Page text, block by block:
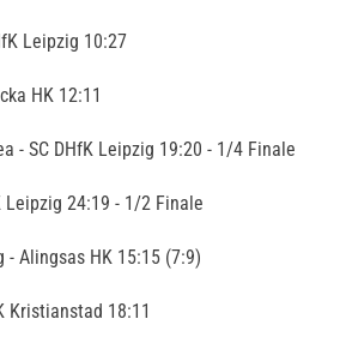
Leipzig 10:27
HK 12:11
- SC DHfK Leipzig 19:20 - 1/4 Finale
Leipzig 24:19 - 1/2 Finale
- Alingsas HK 15:15 (7:9)
Kristianstad 18:11